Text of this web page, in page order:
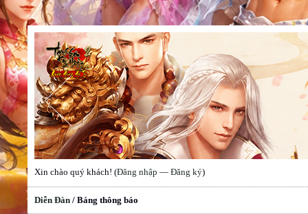
Xin chào quý khách! (Đăng nhập — Đăng ký)
Diễn Đàn / Bảng thông báo